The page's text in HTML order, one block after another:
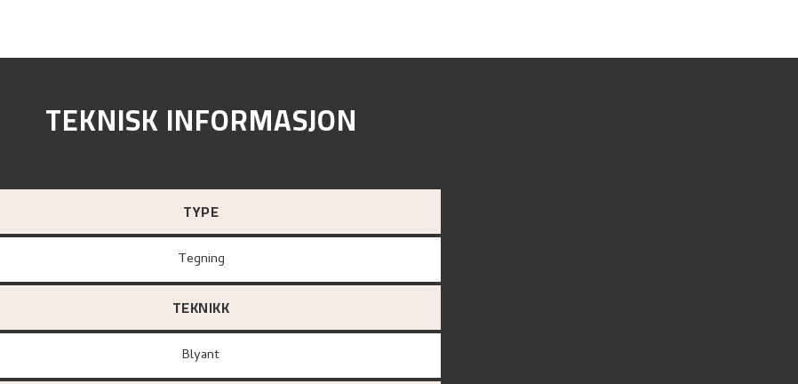
TEKNISK INFORMASJON
TYPE
Tegning
TEKNIKK
Blyant